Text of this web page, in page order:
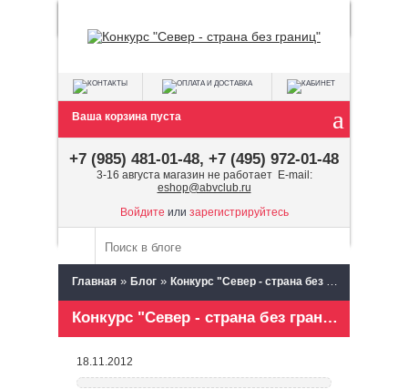
Ваша корзина пуста
+7 (985) 481-01-48, +7 (495) 972-01-48
3-16 августа магазин не работает E-mail:
eshop@abvclub.ru
Войдите или зарегистрируйтесь
Главная » Блог » Конкурс "Север - страна без границ"
Конкурс "Север - страна без границ"
18.11.2012